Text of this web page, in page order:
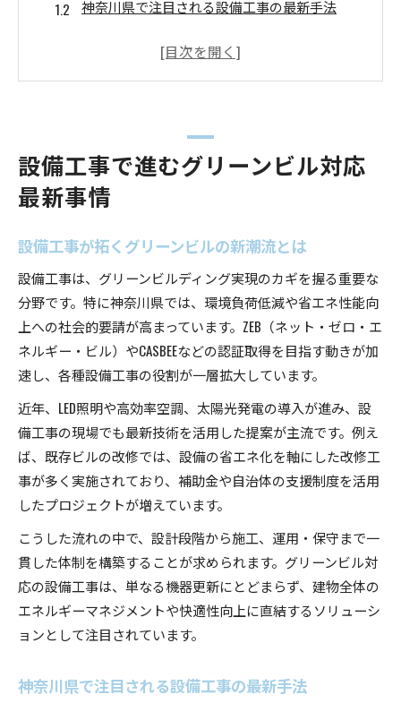
神奈川県で注目される設備工事の最新手法
グリーンビルと設備工事の進化がもたらす効果
設備工事で押さえておきたいグリーンビル基本
要点
グリーンビル施工に効く設備工事の工夫と手法
設備工事の要点を活かすグリーンビル事例紹介
効果的な設備工事が生むグリーンビルの強み
サステナビリティに強い設備工事の選び方
サステナビリティ重視の設備工事選定基準とは
設備工事で実現する持続可能なグリーンビルづ
くり
神奈川県で選ばれるサステナブル設備工事の特
徴
設備工事業者選びで失敗しないポイントを解説
サステナビリティ視点での設備工事の選び方
ZEB対応を目指す設備工事導入計画の立て方
設備工事が果たすZEB基準達成のポイント
設備工事でZEB基準クリアを実現する方法
神奈川県で進むZEB対応設備工事の導入例
太陽光やLED化で叶える設備工事の工夫
設備工事で進むグリーンビル対応
最新事情
設備工事が拓くグリーンビルの新潮流とは
設備工事は、グリーンビルディング実現のカギを握る重要な
分野です。特に神奈川県では、環境負荷低減や省エネ性能向
上への社会的要請が高まっています。ZEB（ネット・ゼロ・エ
ネルギー・ビル）やCASBEEなどの認証取得を目指す動きが加
速し、各種設備工事の役割が一層拡大しています。
近年、LED照明や高効率空調、太陽光発電の導入が進み、設
備工事の現場でも最新技術を活用した提案が主流です。例え
ば、既存ビルの改修では、設備の省エネ化を軸にした改修工
事が多く実施されており、補助金や自治体の支援制度を活用
したプロジェクトが増えています。
こうした流れの中で、設計段階から施工、運用・保守まで一
貫した体制を構築することが求められます。グリーンビル対
応の設備工事は、単なる機器更新にとどまらず、建物全体の
エネルギーマネジメントや快適性向上に直結するソリューシ
ョンとして注目されています。
神奈川県で注目される設備工事の最新手法